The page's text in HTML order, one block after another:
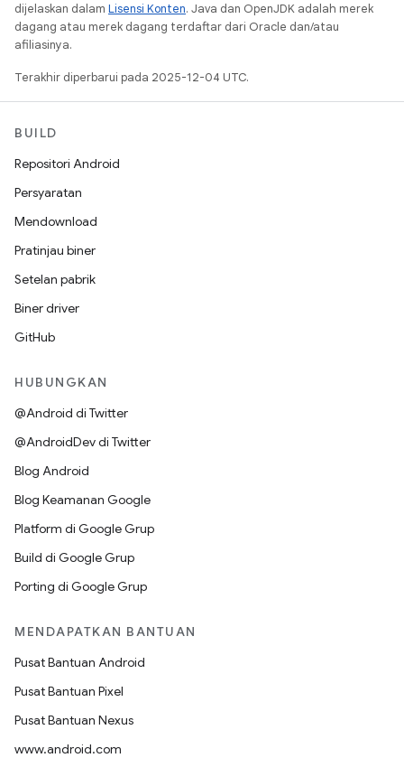
dijelaskan dalam Lisensi Konten. Java dan OpenJDK adalah merek
dagang atau merek dagang terdaftar dari Oracle dan/atau
afiliasinya.
Terakhir diperbarui pada 2025-12-04 UTC.
BUILD
Repositori Android
Persyaratan
Mendownload
Pratinjau biner
Setelan pabrik
Biner driver
GitHub
HUBUNGKAN
@Android di Twitter
@AndroidDev di Twitter
Blog Android
Blog Keamanan Google
Platform di Google Grup
Build di Google Grup
Porting di Google Grup
MENDAPATKAN BANTUAN
Pusat Bantuan Android
Pusat Bantuan Pixel
Pusat Bantuan Nexus
www.android.com